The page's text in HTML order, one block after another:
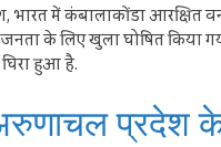
भारत में कंबालाकोंडा आरक्षित
के लिए खुला घोषित किया
हुआ है.
प्रदेश